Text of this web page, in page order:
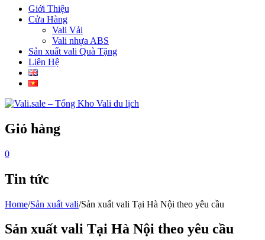
Giới Thiệu
Cửa Hàng
Vali Vải
Vali nhựa ABS
Sản xuất vali Quà Tặng
Liên Hệ
Giỏ hàng
0
Tin tức
Home/Sản xuất vali/Sản xuất vali Tại Hà Nội theo yêu cầu
Sản xuất vali Tại Hà Nội theo yêu cầu